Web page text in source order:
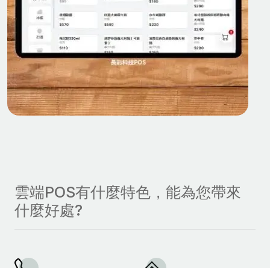
雲端POS有什麼特色，能為您帶來
什麼好處?